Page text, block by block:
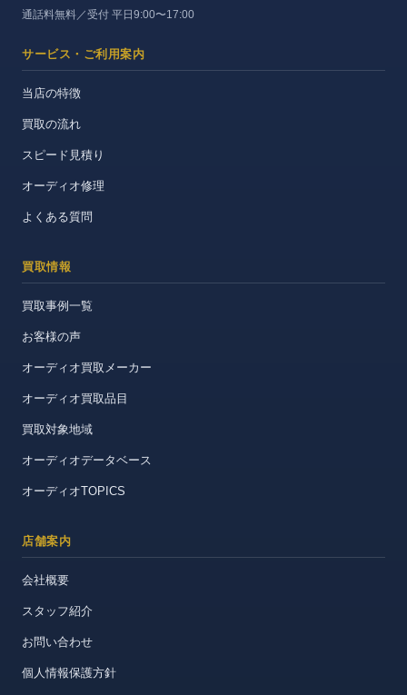
通話料無料／受付 平日9:00〜17:00
サービス・ご利用案内
当店の特徴
買取の流れ
スピード見積り
オーディオ修理
よくある質問
買取情報
買取事例一覧
お客様の声
オーディオ買取メーカー
オーディオ買取品目
買取対象地域
オーディオデータベース
オーディオTOPICS
店舗案内
会社概要
スタッフ紹介
お問い合わせ
個人情報保護方針